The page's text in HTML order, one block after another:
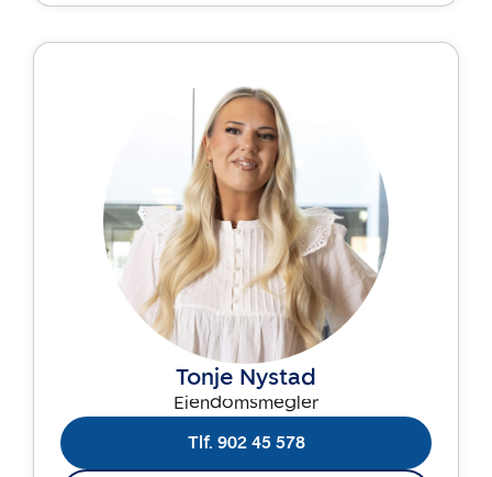
Tonje Nystad
Eiendomsmegler
Tlf. 902 45 578